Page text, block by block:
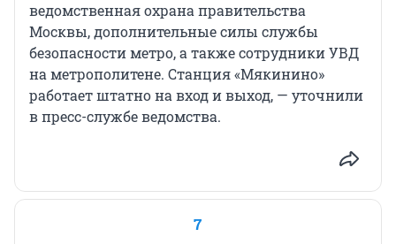
ведомственная охрана правительства
Москвы, дополнительные силы службы
безопасности метро, а также сотрудники УВД
на метрополитене. Станция «Мякинино»
работает штатно на вход и выход, — уточнили
в пресс-службе ведомства.
7